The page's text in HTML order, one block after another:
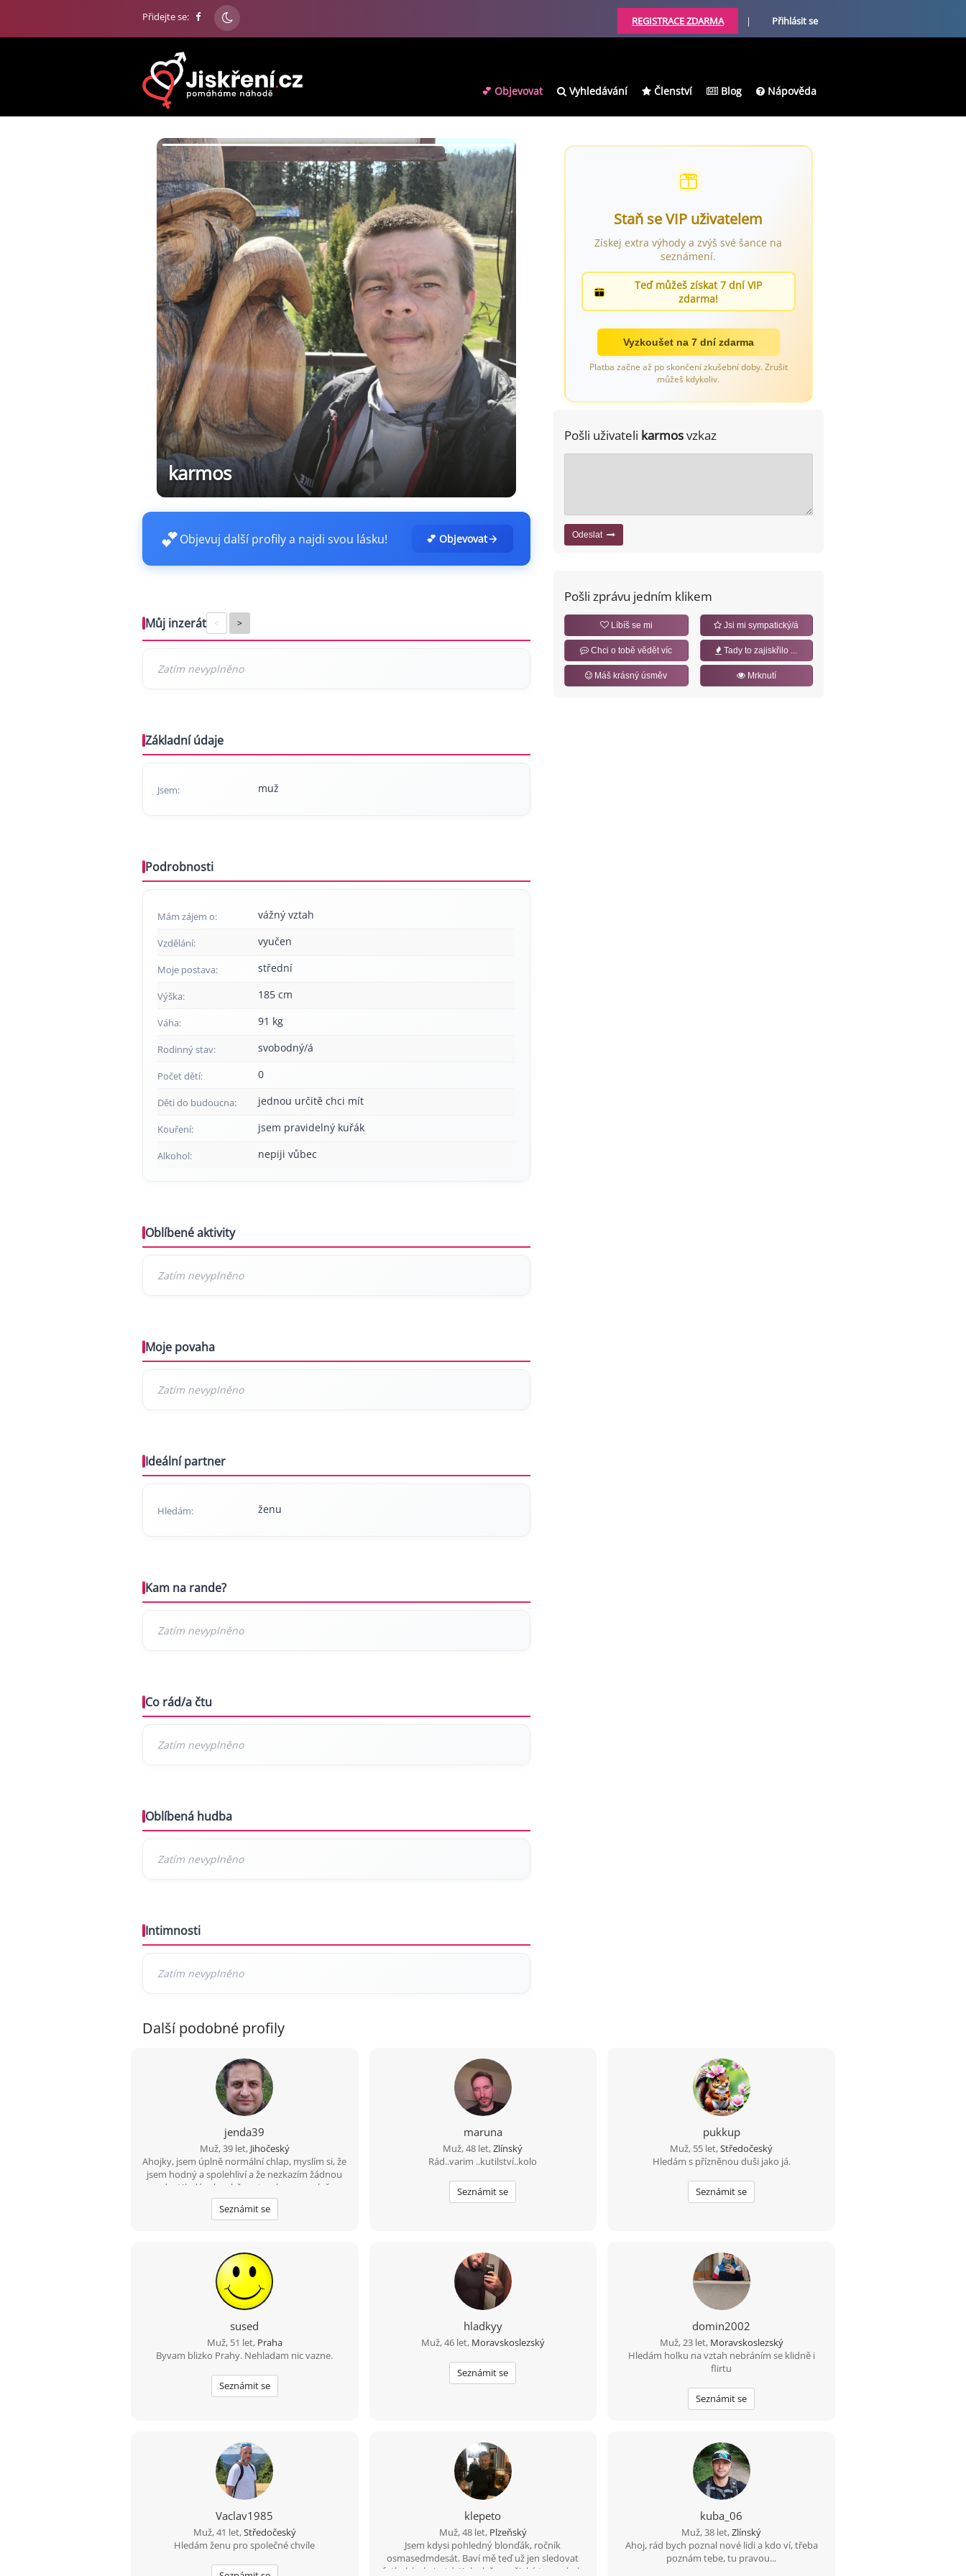
Přidejte se: REGISTRACE ZDARMA | Přihlásit se
💕 Objevovat Vyhledávání Členství Blog Nápověda
karmos
💕Objevuj další profily a najdi svou lásku! 💕 Objevovat
Můj inzerát < >
Základní údaje
Jsem: muž
Podrobnosti
Mám zájem o: vážný vztah
Vzdělání: vyučen
Moje postava: střední
Výška: 185 cm
Váha: 91 kg
Rodinný stav: svobodný/á
Počet dětí: 0
Děti do budoucna: jednou určitě chci mít
Kouření: jsem pravidelný kuřák
Alkohol: nepiji vůbec
Oblíbené aktivity
Moje povaha
Ideální partner
Hledám: ženu
Kam na rande?
Co rád/a čtu
Oblíbená hudba
Intimnosti
Staň se VIP uživatelem
Získej extra výhody a zvýš své šance na
seznámení.
Teď můžeš získat 7 dní VIP
zdarma!
Vyzkoušet na 7 dní zdarma
Platba začne až po skončení zkušební doby. Zrušit
můžeš kdykoliv.
Pošli uživateli karmosvzkaz
Odeslat
Pošli zprávu jedním klikem
Líbíš se mi Jsi mi sympatický/á
Chci o tobě vědět víc Tady to zajiskřilo ...
Máš krásný úsměv Mrknutí
Další podobné profily
jenda39
Muž, 39 let, Jihočeský
Ahojky, jsem úplně normální chlap, myslím si, že
jsem hodný a spolehliví a že nezkazím žádnou
srandu. Hledám k sobě partnerku na společnou
a pohodovou cestu životem. Malé dítě není
překážkou????
Seznámit se
maruna
Muž, 48 let,Zlínský
Rád..varim ..kutilství..kolo
Seznámit se
pukkup
Muž, 55 let,Středočeský
Hledám s přízněnou duši jako já.
Seznámit se
sused
Muž, 51 let, Praha
Byvam blizko Prahy. Nehladam nic vazne.
Seznámit se
hladkyy
Muž, 46 let, Moravskoslezský
Seznámit se
domin2002
Muž, 23 let, Moravskoslezský
Hledám holku na vztah nebráním se klidně i
flirtu
Seznámit se
Vaclav1985
Muž, 41 let,Středočeský
Hledám ženu pro společné chvíle
klepeto
Muž, 48 let, Plzeňský
Jsem kdysi pohledný blonďák, ročník
osmasedmdesát. Baví mě teď už jen sledovat
fotbal, hokej, atd. Kolo, lyže a nějaký ten pohyb
kuba_06
Muž, 38 let,Zlínský
Ahoj, rád bych poznal nové lidi a kdo ví, třeba
poznám tebe, tu pravou...